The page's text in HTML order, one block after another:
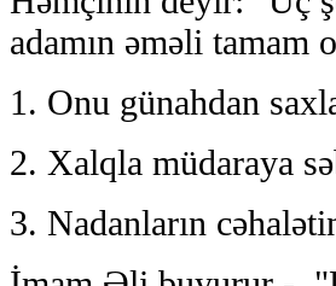
adamın əməli tamam
1. Onu günahdan
2. Xalqla müdaraya
3. Nadanların